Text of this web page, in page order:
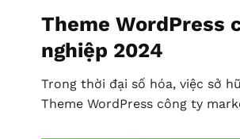
Theme WordPress
nghiệp 2024
Trong thời đại số hóa, việc sở
Theme WordPress công ty